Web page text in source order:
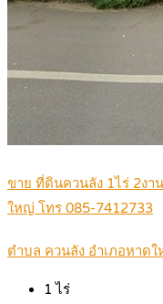
ขาย ที่ดินควนลัง 1ไร่ 2ง
ใหญ่ โทร 085-7412733
ตำบล ควนลัง อำเภอหาด
1 ไร่